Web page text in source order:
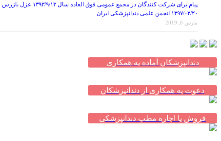
۱۳۹۷/۰۲/۲۰ انجمن علمی دندانپزشکی ایران
مارس 6, 2019
دندانپزشکان آماده به همکاری
دعوت به همکاری از دندانپزشکان
فروش یا اجاره مطب دندانپزشکی